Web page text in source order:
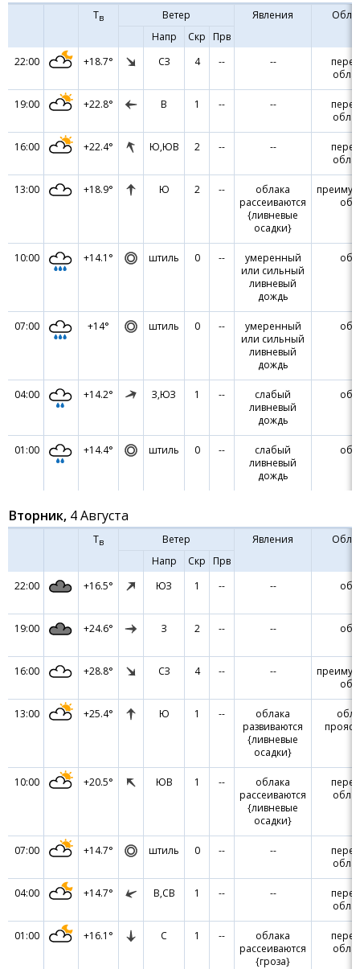
Тв Ветер Явления
Напр
Скр Прв
22:00
+18.7° СЗ 4 -- --
19:00 +22.8° В 1 -- --
16:00 +22.4° Ю,ЮВ 2 -- --
13:00 +18.9° Ю 2 --
облака
рассеиваются
{ливневые
осадки}
10:00 +14.1° штиль 0 --
умеренный
или сильный
ливневый
дождь
07:00 +14° штиль 0 --
умеренный
или сильный
ливневый
дождь
04:00 +14.2° З,ЮЗ 1 --
слабый
ливневый
дождь
01:00 +14.4° штиль 0 --
слабый
ливневый
дождь
Вторник, 4 Августа
Тв Ветер Явления
Напр
Скр Прв
22:00
+16.5° ЮЗ 1 -- --
19:00 +24.6° З 2 -- --
16:00 +28.8° СЗ 4 -- --
13:00 +25.4° Ю 1 --
облака
развиваются
{ливневые
осадки}
10:00 +20.5° ЮВ 1 --
облака
рассеиваются
{ливневые
осадки}
07:00 +14.7° штиль 0 -- --
04:00 +14.7° В,СВ 1 -- --
01:00 +16.1° С 1 --
облака
рассеиваются
{гроза}